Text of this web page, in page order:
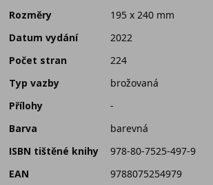
Rozměry
195 x 240 mm
Datum vydání
2022
Počet stran
224
Typ vazby
brožovaná
Přílohy
-
Barva
barevná
ISBN tištěné knihy
978-80-7525-497-9
EAN
9788075254979